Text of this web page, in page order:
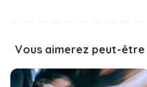
Vous aimerez peut-être